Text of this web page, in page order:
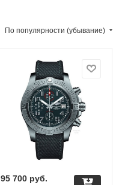
По популярности (убывание)
95 700руб.